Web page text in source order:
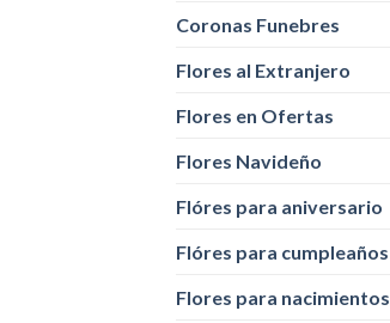
Coronas Funebres
Flores al Extranjero
Flores en Ofertas
Flores Navideño
Flóres para aniversario
Flóres para cumpleaños
Flores para nacimientos